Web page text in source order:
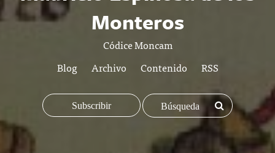
Monteros
Códice Moncam
Blog
Archivo Contenido RSS
Subscribir